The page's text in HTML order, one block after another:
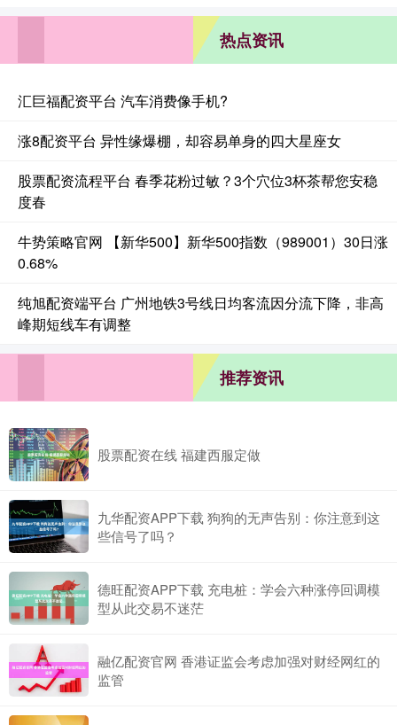
热点资讯
汇巨福配资平台 汽车消费像手机?
涨8配资平台 异性缘爆棚，却容易单身的四大星座女
股票配资流程平台 春季花粉过敏？3个穴位3杯茶帮您安稳
度春
牛势策略官网 【新华500】新华500指数（989001）30日涨
0.68%
纯旭配资端平台 广州地铁3号线日均客流因分流下降，非高
峰期短线车有调整
推荐资讯
股票配资在线 福建西服定做
九华配资APP下载 狗狗的无声告别：你注意到这
些信号了吗？
德旺配资APP下载 充电桩：学会六种涨停回调模
型从此交易不迷茫
融亿配资官网 香港证监会考虑加强对财经网红的
监管